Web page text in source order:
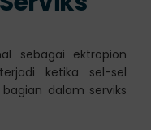
sebagai ektropion
ketika sel-sel
dalam serviks